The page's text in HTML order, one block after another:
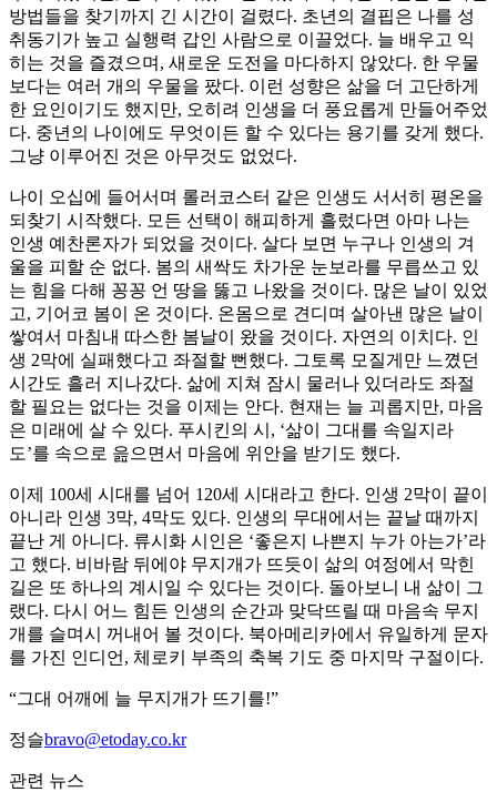
방법들을 찾기까지 긴 시간이 걸렸다. 초년의 결핍은 나를 성
취동기가 높고 실행력 갑인 사람으로 이끌었다. 늘 배우고 익
히는 것을 즐겼으며, 새로운 도전을 마다하지 않았다. 한 우물
보다는 여러 개의 우물을 팠다. 이런 성향은 삶을 더 고단하게
한 요인이기도 했지만, 오히려 인생을 더 풍요롭게 만들어주었
다. 중년의 나이에도 무엇이든 할 수 있다는 용기를 갖게 했다.
그냥 이루어진 것은 아무것도 없었다.
나이 오십에 들어서며 롤러코스터 같은 인생도 서서히 평온을
되찾기 시작했다. 모든 선택이 해피하게 흘렀다면 아마 나는
인생 예찬론자가 되었을 것이다. 살다 보면 누구나 인생의 겨
울을 피할 순 없다. 봄의 새싹도 차가운 눈보라를 무릅쓰고 있
는 힘을 다해 꽁꽁 언 땅을 뚫고 나왔을 것이다. 많은 날이 있었
고, 기어코 봄이 온 것이다. 온몸으로 견디며 살아낸 많은 날이
쌓여서 마침내 따스한 봄날이 왔을 것이다. 자연의 이치다. 인
생 2막에 실패했다고 좌절할 뻔했다. 그토록 모질게만 느꼈던
시간도 흘러 지나갔다. 삶에 지쳐 잠시 물러나 있더라도 좌절
할 필요는 없다는 것을 이제는 안다. 현재는 늘 괴롭지만, 마음
은 미래에 살 수 있다. 푸시킨의 시, ‘삶이 그대를 속일지라
도’를 속으로 읊으면서 마음에 위안을 받기도 했다.
이제 100세 시대를 넘어 120세 시대라고 한다. 인생 2막이 끝이
아니라 인생 3막, 4막도 있다. 인생의 무대에서는 끝날 때까지
끝난 게 아니다. 류시화 시인은 ‘좋은지 나쁜지 누가 아는가’라
고 했다. 비바람 뒤에야 무지개가 뜨듯이 삶의 여정에서 막힌
길은 또 하나의 계시일 수 있다는 것이다. 돌아보니 내 삶이 그
랬다. 다시 어느 힘든 인생의 순간과 맞닥뜨릴 때 마음속 무지
개를 슬며시 꺼내어 볼 것이다. 북아메리카에서 유일하게 문자
를 가진 인디언, 체로키 부족의 축복 기도 중 마지막 구절이다.
“그대 어깨에 늘 무지개가 뜨기를!”
정슬bravo@etoday.co.kr
관련 뉴스